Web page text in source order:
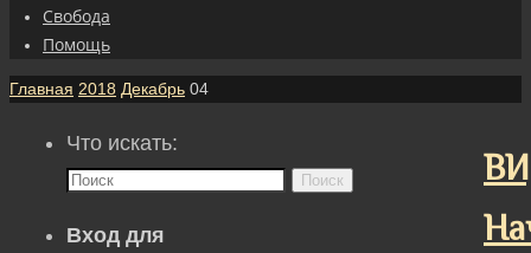
Свобода
Помощь
Главная 2018 Декабрь 04
Что искать:
Поиск
Вход для